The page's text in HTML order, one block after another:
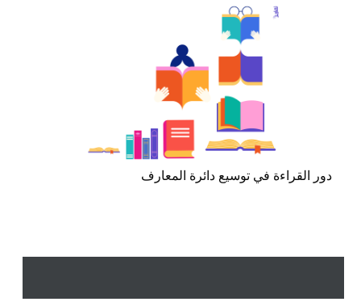
دور القراءة في توسيع دائرة المعارف